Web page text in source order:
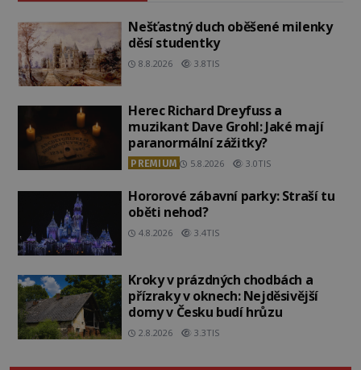
Nešťastný duch oběšené milenky
děsí studentky
8.8.2026 3.8TIS
Herec Richard Dreyfuss a
muzikant Dave Grohl: Jaké mají
paranormální zážitky?
PREMIUM 5.8.2026 3.0TIS
Hororové zábavní parky: Straší tu
oběti nehod?
4.8.2026 3.4TIS
Kroky v prázdných chodbách a
přízraky v oknech: Nejděsivější
domy v Česku budí hrůzu
2.8.2026 3.3TIS